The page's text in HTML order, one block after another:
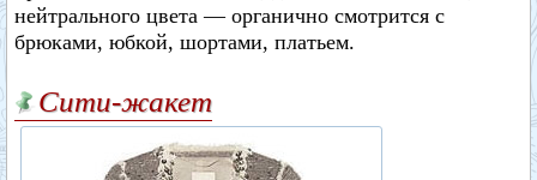
нейтрального цвета — органично смотрится с
брюками, юбкой, шортами, платьем.
Сити-жакет